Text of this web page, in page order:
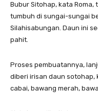
Bubur Sitohap, kata
tumbuh di sungai-sungai
Silahisabungan. Daun ini
pahit.
Proses pembuatannya,
diberi irisan daun sotohap,
cabai, bawang merah,